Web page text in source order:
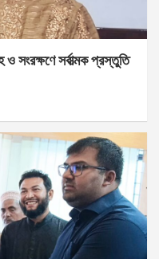
সর্বাত্মক প্রস্তুতি